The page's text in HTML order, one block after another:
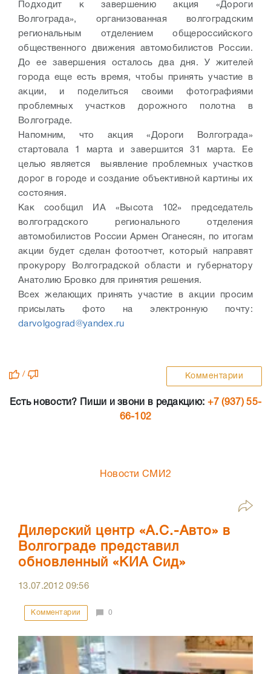
Подходит к завершению акция «Дороги
Волгограда», организованная волгоградским
региональным отделением общероссийского
общественного движения автомобилистов России.
До ее завершения осталось два дня. У жителей
города еще есть время, чтобы принять участие в
акции, и поделиться своими фотографиями
проблемных участков дорожного полотна в
Волгограде.
Напомним, что акция «Дороги Волгограда»
стартовала 1 марта и завершится 31 марта. Ее
целью является выявление проблемных участков
дорог в городе и создание объективной картины их
состояния.
Как сообщил ИА «Высота 102» председатель
волгоградского регионального отделения
автомобилистов России Армен Оганесян, по итогам
акции будет сделан фотоотчет, который направят
прокурору Волгоградской области и губернатору
Анатолию Бровко для принятия решения.
Всех желающих принять участие в акции просим
присылать фото на электронную почту:
darvolgograd@yandex.ru
/ Комментарии
Есть новости? Пиши и звони в редакцию: +7 (937) 55-
66-102
Новости СМИ2
Дилерский центр «А.С.-Авто» в
Волгограде представил
обновленный «КИА Сид»
13.07.201209:56
Комментарии 0